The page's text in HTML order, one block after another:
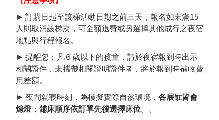
► 訂購日起至該梯活動日期之前三天，報名如未滿15
人則取消該梯次，可全額退費或另選擇其他成行之夜宿
地點與行程報名。
► 提醒您：凡６歲以下的孩童，請於夜宿報到時出示
相關證件，未攜帶相關證明證件者，將於報到時補收費
用差額。
► 夜間就寢時刻，為模擬實際自然環境， 各展缸皆會
熄燈； 鋪床順序依訂單先後選擇床位。。